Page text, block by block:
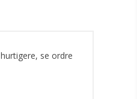
se ordre